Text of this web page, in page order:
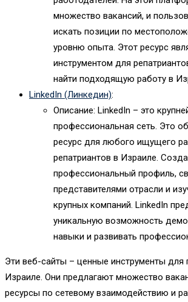
множество вакансий, и
искать позиции по
уровню опыта. Этот ресурс
инструментом для
найти подходящую работу в
LinkedIn (Линкедин):
Описание: LinkedIn – это
профессиональная сеть. Это
ресурс для любого ищущего
репатриантов в Израиле.
профессиональный профиль,
представителями отрасли и
крупных компаний. LinkedIn
уникальную возможность
навыки и развивать
Эти веб-сайты – ценные инструменты для
Израиле. Они предлагают множество
ресурсы по сетевому взаимодействию и